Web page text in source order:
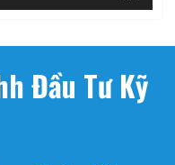
Đầu Tư Kỹ